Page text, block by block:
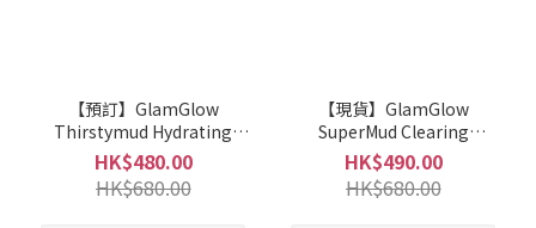
【預訂】GlamGlow
Thirstymud Hydrating
Treatment 100g
HK$480.00
HK$680.00
【現貨】GlamGlow
SuperMud Clearing
Treatment Mask 100g
HK$490.00
HK$680.00